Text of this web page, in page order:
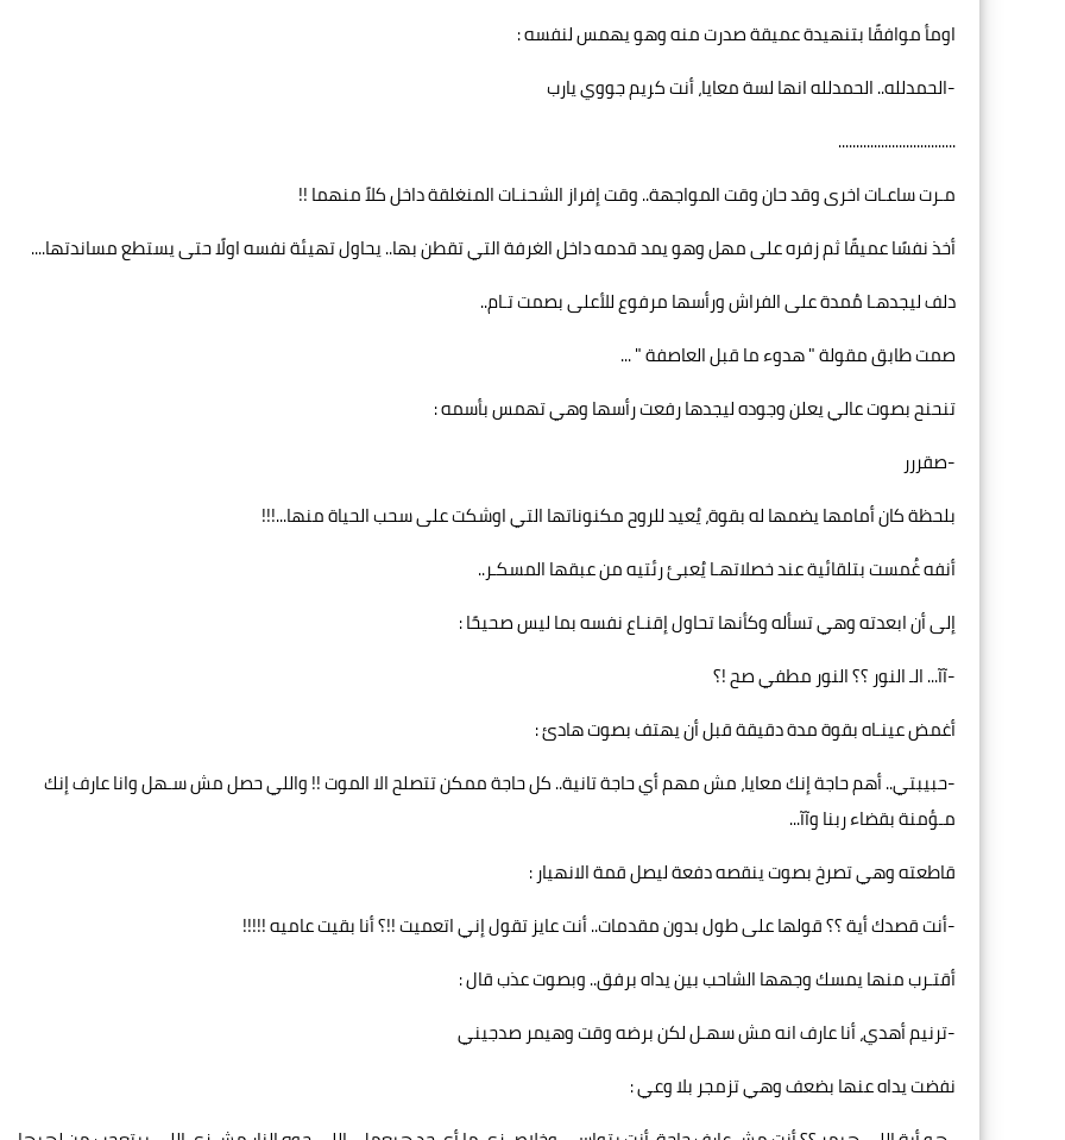
اومأ موافقًا بتنهيدة عميقة صدرت منه وهو يهمس لنفسه :
-الحمدلله.. الحمدلله انها لسة معايا، أنت كريم جووي يارب
.................................
مـرت ساعـات اخرى وقد حان وقت المواجهة.. وقت إفراز الشحنـات المنغلقة داخل كلاً منهما !!
أخذ نفسًا عميقًا ثم زفره على مهل وهو يمد قدمه داخل الغرفة التي تقطن بها.. يحاول تهيئة نفسه اولًا حتى يستطع مساندتها....
دلف ليجدهـا مُمدة على الفراش ورأسها مرفوع للأعلى بصمت تـام..
صمت طابق مقولة " هدوء ما قبل العاصفة " ...
تنحنح بصوت عالي يعلن وجوده ليجدها رفعت رأسها وهي تهمس بأسمه :
-صقررر
بلحظة كان أمامها يضمها له بقوة، يُعيد للروح مكنوناتها التي اوشكت على سحب الحياة منها...!!!
أنفه غُمست بتلقائية عند خصلاتهـا يُعبئ رئتيه من عبقها المسكـر..
إلى أن ابعدته وهي تسأله وكأنها تحاول إقنـاع نفسه بما ليس صحيحًا :
-آآ... الـ النور ؟؟ النور مطفي صح !؟
أغمض عينـاه بقوة مدة دقيقة قبل أن يهتف بصوت هادئ :
-حبيبتي.. أهم حاجة إنك معايا، مش مهم أي حاجة تانية.. كل حاجة ممكن تتصلح الا الموت !! واللي حصل مش سـهل وانا عارف إنك
مـؤمنة بقضاء ربنا وآآ...
قاطعته وهي تصرخ بصوت ينقصه دفعة ليصل قمة الانهيار :
-أنت قصدك أية ؟؟ قولها على طول بدون مقدمات.. أنت عايز تقول إني اتعميت !!؟ أنا بقيت عاميه !!!!!
أقتـرب منها يمسك وجهها الشاحب بين يداه برفق.. وبصوت عذب قال :
-ترنيم أهدي، أنا عارف انه مش سهـل لكن برضه وقت وهيمر صدجيني
نفضت يداه عنها بضعف وهي تزمجر بلا وعي :